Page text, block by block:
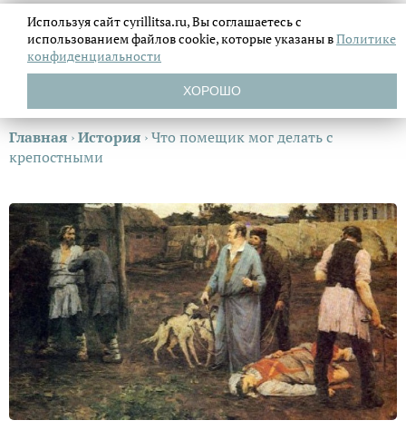
Главная ›История ›Что помещик мог делать с
крепостными
Используя сайт cyrillitsa.ru, Вы соглашаетесь с
использованием файловcookie, которые указаны вПолитике
конфиденциальности
ХОРОШО